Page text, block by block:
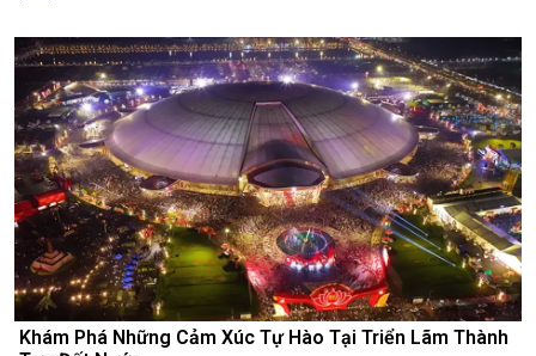
Khám Phá Những Cảm Xúc Tự Hào Tại Triển Lãm Thành